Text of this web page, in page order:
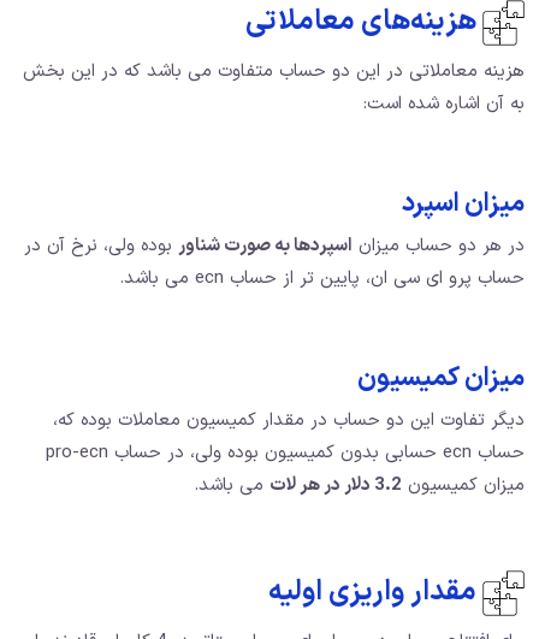
هزینه‌های معاملاتی
هزینه معاملاتی در این دو حساب متفاوت می باشد که در این بخش
به آن اشاره شده است:
میزان اسپرد
در هر دو حساب میزان اسپردها به صورت شناور بوده ولی، نرخ آن در
حساب پرو ای سی ان، پایین تر از حساب ecn می باشد.
میزان کمیسیون
دیگر تفاوت این دو حساب در مقدار کمیسیون معاملات بوده که،
حساب ecn حسابی بدون کمیسیون بوده ولی، در حساب pro-ecn
میزان کمیسیون 3.2 دلار در هر لات می باشد.
مقدار واریزی اولیه